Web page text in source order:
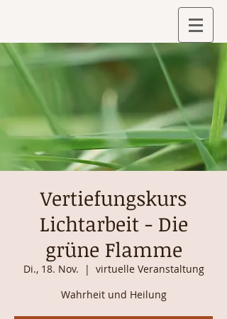
Vertiefungskurs
Lichtarbeit - Die
grüne Flamme
Di., 18. Nov.
  |
virtuelle Veranstaltung
Wahrheit und Heilung